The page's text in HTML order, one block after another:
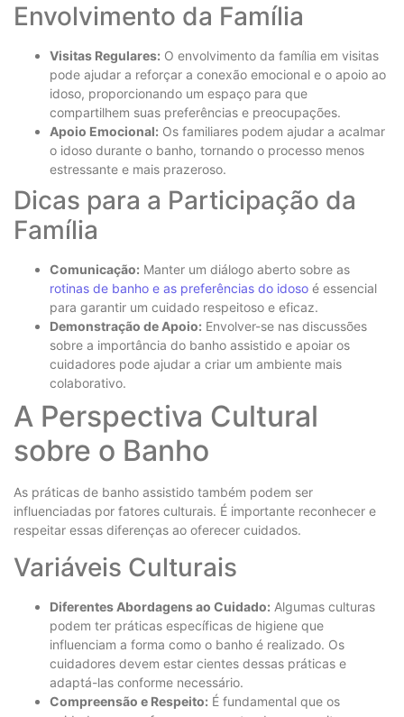
Envolvimento da Família
Visitas Regulares: O envolvimento da família em visitas
pode ajudar a reforçar a conexão emocional e o apoio ao
idoso, proporcionando um espaço para que
compartilhem suas preferências e preocupações.
Apoio Emocional: Os familiares podem ajudar a acalmar
o idoso durante o banho, tornando o processo menos
estressante e mais prazeroso.
Dicas para a Participação da
Família
Comunicação: Manter um diálogo aberto sobre as
rotinas de banho e as preferências do idoso é essencial
para garantir um cuidado respeitoso e eficaz.
Demonstração de Apoio: Envolver-se nas discussões
sobre a importância do banho assistido e apoiar os
cuidadores pode ajudar a criar um ambiente mais
colaborativo.
A Perspectiva Cultural
sobre o Banho
As práticas de banho assistido também podem ser
influenciadas por fatores culturais. É importante reconhecer e
respeitar essas diferenças ao oferecer cuidados.
Variáveis Culturais
Diferentes Abordagens ao Cuidado: Algumas culturas
podem ter práticas específicas de higiene que
influenciam a forma como o banho é realizado. Os
cuidadores devem estar cientes dessas práticas e
adaptá-las conforme necessário.
Compreensão e Respeito: É fundamental que os